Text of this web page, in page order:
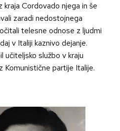
Cordovado njega in še
zaradi nedostojnega
telesne odnose z ljudmi
v Italiji kaznivo dejanje.
učiteljsko službo v kraju
Komunistične partije Italije.